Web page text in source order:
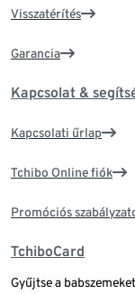
Visszatérítés
Garancia
Kapcsolat &
Kapcsolati űrlap
Tchibo Online fiók
Promóciós
TchiboCard
Gyűjtse a